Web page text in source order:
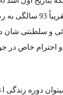
جولای 2007م) به
و سلطنتی شان
و احترام خاص در
دوره زندگی